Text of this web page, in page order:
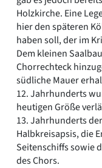
Holzkirche. Eine
hier den späteren
haben soll, der im
Dem kleinen
Chorrechteck
südliche Mauer
12. Jahrhunderts
heutigen Größe
13. Jahrhunderts
Halbkreisapsis, die
Seitenschiffs sowie
des Chors.